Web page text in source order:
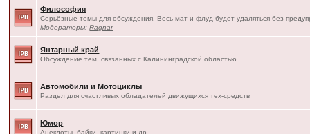
Философия
Серьёзные темы для обсуждения. Весь мат и флуд будет удаляться без
Модераторы:Ragnar
Янтарный край
Обсуждение тем, связанных с Калининградской областью
Автомобили и Мотоциклы
Раздел для счастливых обладателей движущихся тех-средств
Юмор
Анекдоты, байки, картинки и др.